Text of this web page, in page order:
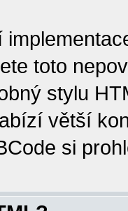
toto
stylu
větší
si